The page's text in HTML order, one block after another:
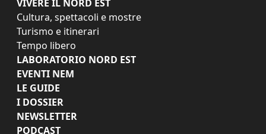
VIVERE IL NORD EST
Cultura, spettacoli e mostre
Turismo e itinerari
Tempo libero
LABORATORIO NORD EST
EVENTI NEM
LE GUIDE
I DOSSIER
NEWSLETTER
PODCAST